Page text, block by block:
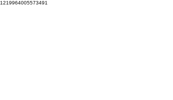
1219964005573491